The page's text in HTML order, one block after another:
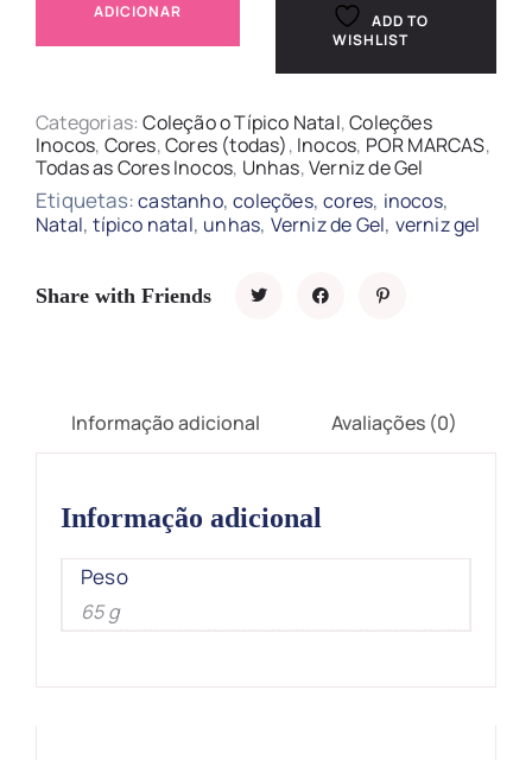
ADICIONAR
ADD TO
WISHLIST
Categorias:Coleção o Típico Natal,Coleções
Inocos, Cores,Cores (todas), Inocos, POR MARCAS,
Todas as Cores Inocos, Unhas,Verniz de Gel
Etiquetas:castanho,coleções,cores, inocos,
Natal,típico natal, unhas, Verniz de Gel, verniz gel
Share with Friends
Informação adicional Avaliações (0)
Informação adicional
Peso
65 g